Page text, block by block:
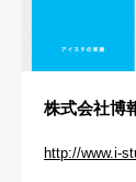
株式会社博
http://www.i-